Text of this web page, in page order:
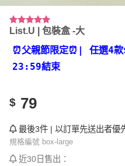
評分5.00
3
位顧客進行
評分
List.U | 包裝盒 -大
⏰父親節限定⏰ | 任選4款
23:59結束
$ 79
最後3件 | 以訂單先送出者優
規格編號 box-large
近30日售出：